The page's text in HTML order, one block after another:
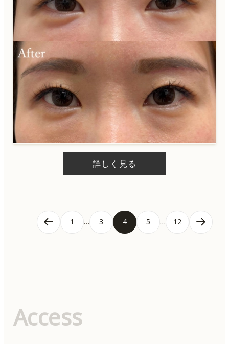
詳しく見る
1 … 3 4 5 … 12
Access